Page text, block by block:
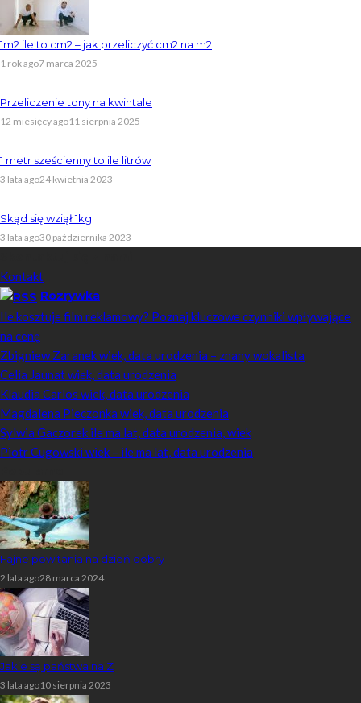
1m2 ile to cm2 – jak przeliczyć cm2 na m2
1 rok ago7 marca 2025
Przeliczenie tony na kwintale
12 miesięcy ago11 sierpnia 2025
1 metr sześcienny to ile litrów
3 lata ago24 kwietnia 2023
Skąd się wziął 1kg
3 lata ago30 października 2023
Kontakt
Rozrywka
Ile kosztuje film reklamowy? Poznaj kluczowe czynniki wpływające
na cenę
Zbigniew Zaranek wiek, data urodzenia – znany wokalista
Celia Jaunat wiek, data urodzenia
Klaudia Carlos wiek, data urodzenia
Magdalena Pieczonka wiek, data urodzenia
Sylwia Gaczorek ile ma lat, data urodzenia, wiek
Piotr Cugowski wiek – ile ma lat, data urodzenia
Fajne powitania na dzień dobry
2 lata ago28 marca 2024
Jakie są państwa na Z
3 lata ago10 sierpnia 2023